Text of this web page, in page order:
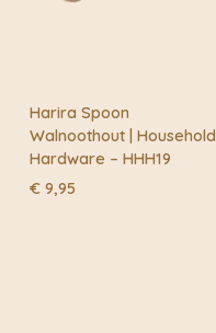
Harira Spoon
Walnoothout | Household
Hardware – HHH19
€ 9,95